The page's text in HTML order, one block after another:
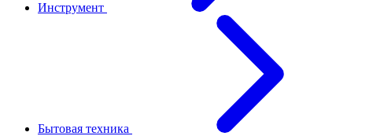
Инструмент
Бытовая техника